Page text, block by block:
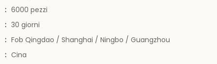
: 6000 pezzi
: 30 giorni
: Fob Qingdao / Shanghai / Ningbo / Guangzhou
: Cina